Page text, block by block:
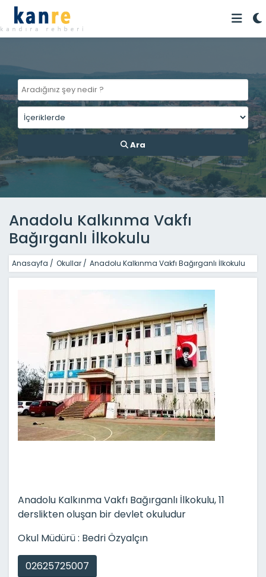
Ara
Anadolu Kalkınma Vakfı
Bağırganlı İlkokulu
Anasayfa / Okullar / Anadolu Kalkınma Vakfı Bağırganlı İlkokulu
Anadolu Kalkınma Vakfı Bağırganlı İlkokulu, 11
derslikten oluşan bir devlet okuludur
Okul Müdürü : Bedri Özyalçın
02625725007